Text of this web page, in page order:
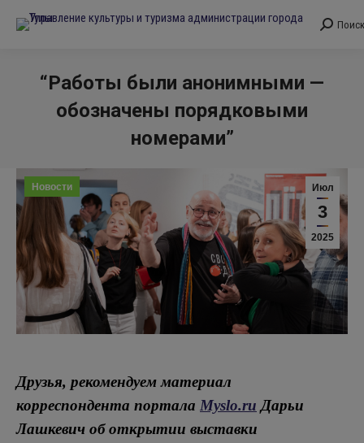
Поиск:
Поиск
“Работы были анонимными —
обозначены порядковыми
номерами”
Июл
3
2025
Новости
Друзья, рекомендуем материал
корреспондента портала Myslo.ru Дарьи
Лашкевич об открытии выставки